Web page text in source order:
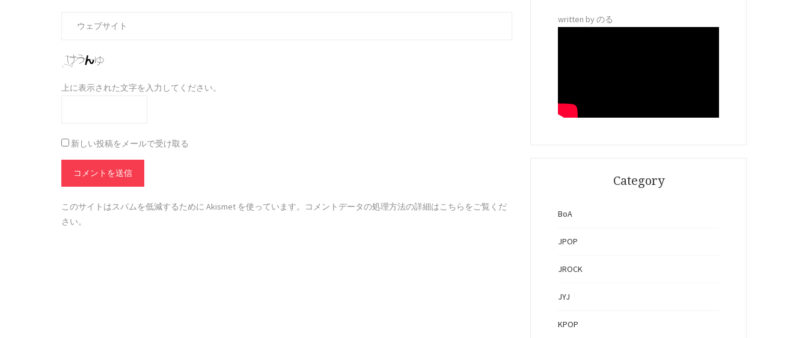
上に表示された文字を入力してください。
新しい投稿をメールで受け取る
このサイトはスパムを低減するために Akismet を使っています。
コメントデータの処理方法の詳細はこちらをご覧くだ
さい。
written by のる
Category
BoA
JPOP
JROCK
JYJ
KPOP